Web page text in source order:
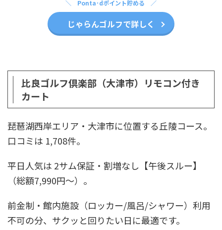
Ponta･dポイント貯める
じゃらんゴルフで詳しく
比良ゴルフ倶楽部（大津市）リモコン付き
カート
琵琶湖西岸エリア・大津市に位置する丘陵コース。
口コミは 1,708件。
平日人気は 2サム保証・割増なし【午後スルー】
（総額7,990円〜）。
前金制・館内施設（ロッカー/風呂/シャワー）利用
不可の分、サクッと回りたい日に最適です。